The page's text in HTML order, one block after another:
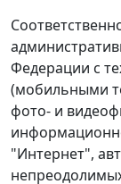
Федерации с
(мобильными
фото- и
"Интернет",